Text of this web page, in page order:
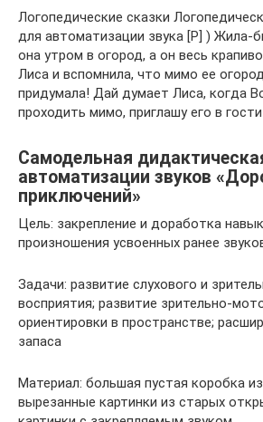
Логопедические сказки
для автоматизации звука [Р] ) Жила-
она утром в огород, а он весь
Лиса и вспомнила, что мимо ее
придумала! Дай думает Лиса, когда
проходить мимо, приглашу его в
Самодельная
автоматизации звуков
приключений»
Цель: закрепление и доработка
произношения усвоенных ранее
Задачи: развитие слухового и
восприятия; развитие зрительно-
ориентировки в пространстве;
запаса
Материал: большая пустая коробка
вырезанные картинки из старых